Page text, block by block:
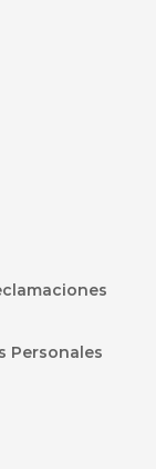
Personales